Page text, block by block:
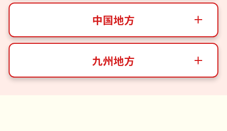
中国地方
九州地方